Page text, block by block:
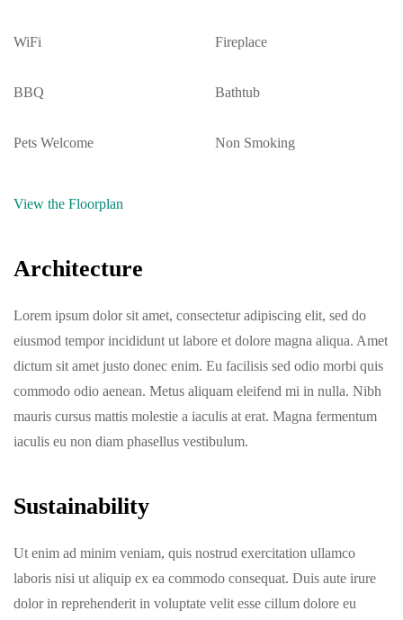
WiFi Fireplace
BBQ Bathtub
Pets Welcome Non Smoking
View the Floorplan
Architecture
Lorem ipsum dolor sit amet, consectetur adipiscing elit, sed do
eiusmod tempor incididunt ut labore et dolore magna aliqua. Amet
dictum sit amet justo donec enim. Eu facilisis sed odio morbi quis
commodo odio aenean. Metus aliquam eleifend mi in nulla. Nibh
mauris cursus mattis molestie a iaculis at erat. Magna fermentum
iaculis eu non diam phasellus vestibulum.
Sustainability
Ut enim ad minim veniam, quis nostrud exercitation ullamco
laboris nisi ut aliquip ex ea commodo consequat. Duis aute irure
dolor in reprehenderit in voluptate velit esse cillum dolore eu